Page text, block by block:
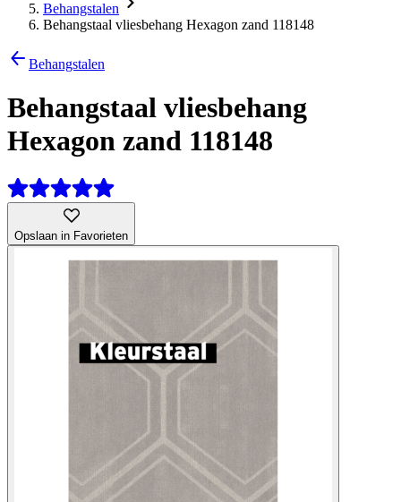
Behangstalen
Behangstaal vliesbehang Hexagon zand 118148
Behangstalen
Behangstaal vliesbehang
Hexagon zand 118148
Opslaan in Favorieten